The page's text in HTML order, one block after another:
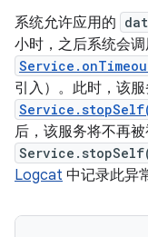
系统允许应用的
小时，之后系统会
引入）。此时，该
后，该服务将不再
Logcat 中记录此异